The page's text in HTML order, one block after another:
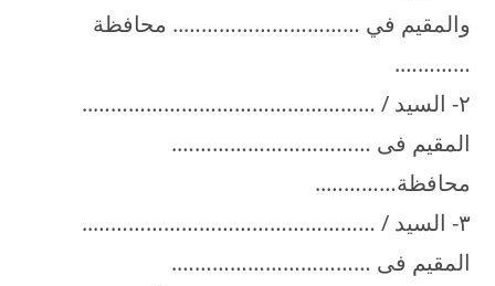
والمقيم في ………………………….. محافظة
………….
۲- السيد / …………………………………………..
المقيم فى …………………………….
محافظة…………..
۳- السيد / …………………………………………..
المقيم فى …………………………….